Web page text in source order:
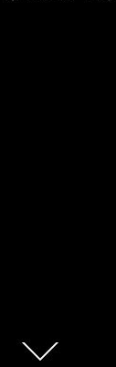
Scroll